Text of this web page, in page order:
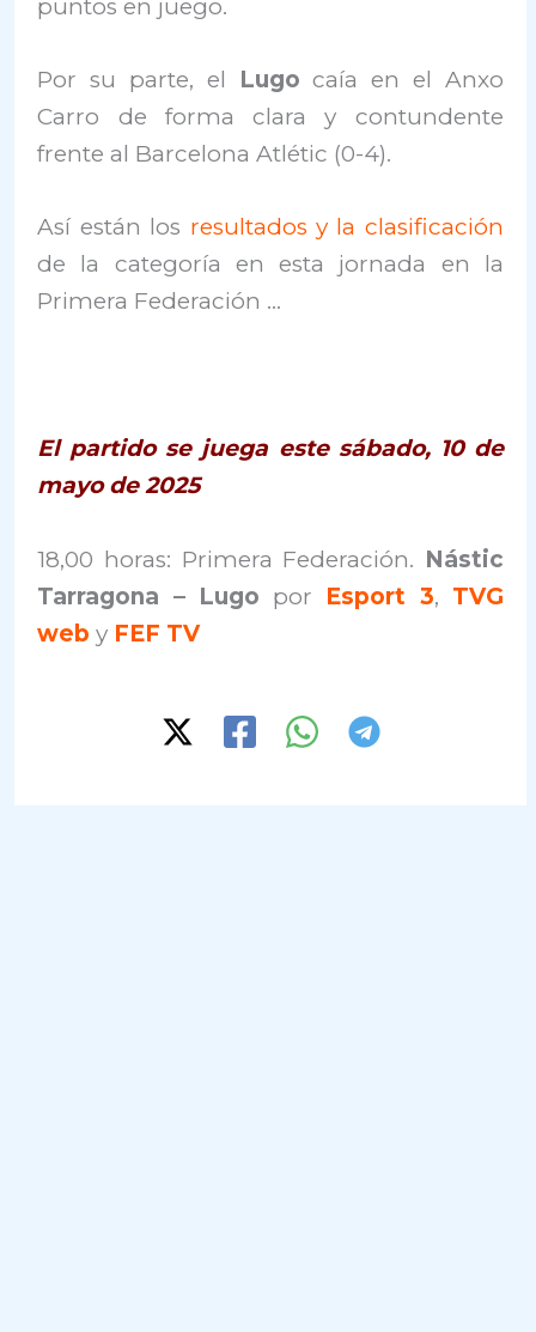
puntos en juego.
Por su parte, el Lugocaía en el Anxo
Carro de forma clara y contundente
frente al Barcelona Atlétic (0-4).
Así están los resultados y la clasificación
de la categoría en esta jornada en la
Primera Federación …
El partido se juega este sábado, 10 de
mayo de 2025
18,00 horas: Primera Federación. Nástic
Tarragona – Lugo por Esport 3, TVG
web y FEF TV